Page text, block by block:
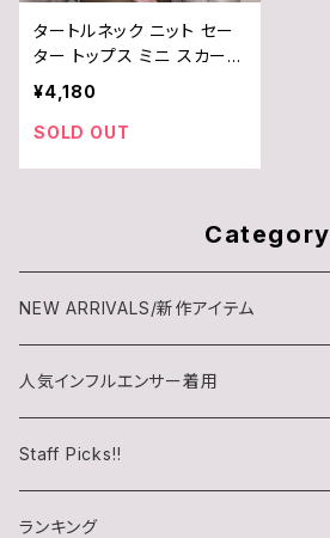
タートルネック ニット セー
ター トップス ミニ スカート
タイト 長袖 上下 セット ア
ップ レディース / COCO&Y
UKA / 灰 / 白 / グレー / ホ
¥4,180
SOLD OUT
Category
NEW ARRIVALS/新作アイテム
人気インフルエンサー着用
チロル(chiroru)さん
らいむたそさん
Staff Picks!!
ランキング